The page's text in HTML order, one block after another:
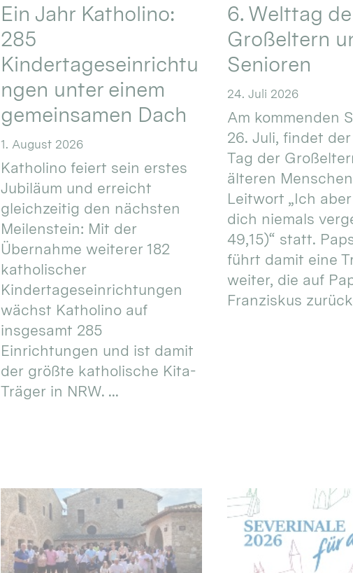
Ein Jahr Katholino:
285
Kindertageseinrichtu
ngen unter einem
gemeinsamen Dach
1. August 2026
Katholino feiert sein erstes
Jubiläum und erreicht
gleichzeitig den nächsten
Meilenstein: Mit der
Übernahme weiterer 182
katholischer
Kindertageseinrichtungen
wächst Katholino auf
insgesamt 285
Einrichtungen und ist damit
der größte katholische Kita-
Träger in NRW. ...
6. Welttag
Großeltern
Senioren
24. Juli 2026
Am kommenden
26. Juli, findet
Tag der
älteren
Leitwort „Ich
dich niemals
49,15)“ statt.
führt damit eine
weiter, die auf
Franziskus